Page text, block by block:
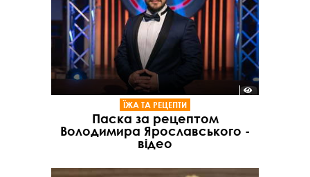
ЇЖА ТА РЕЦЕПТИ
Паска за рецептом
Володимира Ярославського -
відео